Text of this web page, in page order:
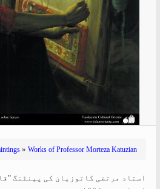
» Works of Professor Morteza Katuzian
استاد مرتضی کاتوزیان کی پینٹنگ